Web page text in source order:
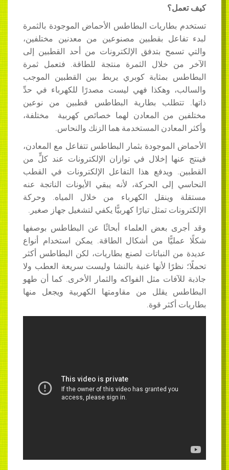
البطاطس الأحماض الموجودة بالثمرة
بقطبين مصنوعين من معدنين مختلفين،
بتدفق الإلكترونات من أحد القطبين إلى
خلال الثمرة منتجة للطاقة. فتعمل ثمرة
بمثابة كوبري يربط بين القطبين الموجب
وهكذا فهي ليست مصدرًا للكهرباء في حدِّ
بطارية البطاطس قطبين من نوعين
من المعادن لهما خصائص كهربية مختلفة،
المستخدمة هما الزنك والنحاس.
الموجودة بثمار البطاطس تتفاعل مع المعادن،
إخلال في توازان الإلكترونات عند كلٍّ من
ويدفع هذا التفاعل الإلكترونات في القطب
إلى الحركة، لأنه يبقي الأيونات الناتجة عنه
وينقل الكهرباء من خلال المياه. وحركة
تمثل تيارًا كهربيًّا يكفي لتشغيل جهاز صغير.
بعض العلماء أبحاثًا عن البطاطس بوصفها
من أشكال الطاقة. يمكن استخدام أنواع
النباتات لصنع بطاريات، لكن البطاطس أكثر
لأنها غنية بالنشا وليست سريعة العطب ولا
مثل الفواكه والثمار الأخرى. كما أن طهو
يقلل من مقاومتها الكهربية ويجعل منها
قوة.